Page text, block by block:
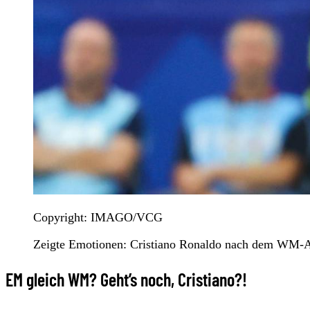
Copyright: IMAGO/VCG
Zeigte Emotionen: Cristiano Ronaldo nach dem WM-
EM gleich WM? Geht’s noch, Cristiano?!